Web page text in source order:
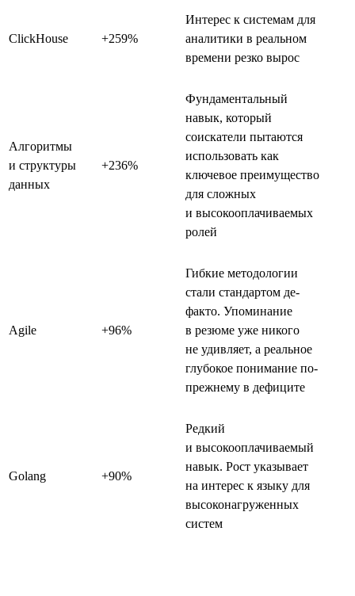
ClickHouse +259%
Интерес к системам для
аналитики в реальном
времени резко вырос
Алгоритмы
и структуры
данных
+236%
Фундаментальный
навык, который
соискатели пытаются
использовать как
ключевое преимущество
для сложных
и высокооплачиваемых
ролей
Agile +96%
Гибкие методологии
стали стандартом де-
факто. Упоминание
в резюме уже никого
не удивляет, а реальное
глубокое понимание по-
прежнему в дефиците
Golang +90%
Редкий
и высокооплачиваемый
навык. Рост указывает
на интерес к языку для
высоконагруженных
систем